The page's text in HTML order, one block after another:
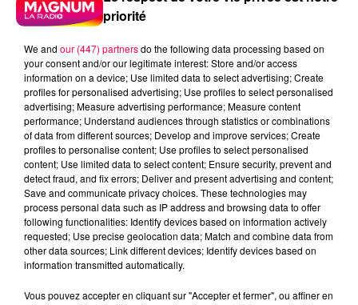
5 août 2026
Des assiettes Linvosges rappelées pour
excès de plomb
Du plomb a été détecté dans deux assiettes en
céramique vendues entre 2020 et 2022 par Linvosges.
priorité
We and our (447) partnersdo the following data processing based on
your consent and/or our legitimate interest: Store and/or access
information on a device; Use limited data to select advertising; Create
profiles for personalised advertising; Use profiles to select personalised
advertising; Measure advertising performance; Measure content
performance; Understand audiences through statistics or combinations
of data from different sources; Develop and improve services; Create
profiles to personalise content; Use profiles to select personalised
content; Use limited data to select content; Ensure security, prevent and
detect fraud, and fix errors; Deliver and present advertising and content;
Save and communicate privacy choices. These technologies may
process personal data such as IP address and browsing data to offer
following functionalities: Identify devices based on information actively
requested; Use precise geolocation data; Match and combine data from
other data sources; Link different devices; Identify devices based on
information transmitted automatically.
Vous pouvez accepter en cliquant sur "Accepter et fermer", ou affiner en